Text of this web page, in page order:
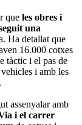
que les obres i
una
Ha detallat que
16.000 cotxes
tàctic i el pas de
i amb les
assenyalar amb
i el carrer